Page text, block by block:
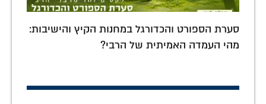
סערת הספורט והכדורגל במחנות הקיץ והישיבות:
מהי העמדה האמיתית של הרבי?